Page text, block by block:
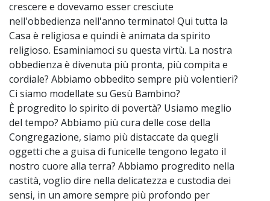
crescere e dovevamo esser cresciute
nell'obbedienza nell'anno terminato! Qui tutta la
Casa è religiosa e quindi è animata da spirito
religioso. Esaminiamoci su questa virtù. La nostra
obbedienza è divenuta più pronta, più compita e
cordiale? Abbiamo obbedito sempre più volentieri?
Ci siamo modellate su Gesù Bambino?
È progredito lo spirito di povertà? Usiamo meglio
del tempo? Abbiamo più cura delle cose della
Congregazione, siamo più distaccate da quegli
oggetti che a guisa di funicelle tengono legato il
nostro cuore alla terra? Abbiamo progredito nella
castità, voglio dire nella delicatezza e custodia dei
sensi, in un amore sempre più profondo per